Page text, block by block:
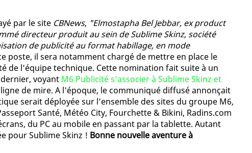
par le site CBNews, "Elmostapha Bel Jebbar, ex product
directeur produit au sein de Sublime Skinz, société
de publicité au format habillage, en mode
poste, il sera notamment chargé de mettre en place le
de l’équipe technique. Cette nomination fait suite à un
voyant M6 Publicité s'associer à Sublime Skinz et
de mire. A l'époque, le communiqué diffusé annonçait
serait déployée sur l’ensemble des sites du groupe M6,
Santé, Météo City, Fourchette & Bikini, Radins.com
du PC au mobile en passant par la tablette. Autant
pour Sublime Skinz ! Bonne nouvelle aventure à